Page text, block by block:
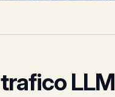
LLM